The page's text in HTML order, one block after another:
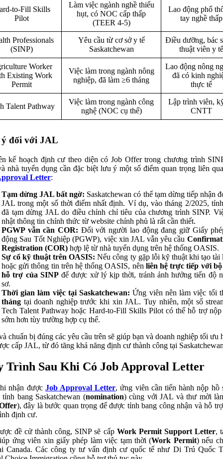
to-Fill Skills
Pilot
Làm việc ngành nghề thiếu
hụt, có NOC cấp thấp
(TEER 4-5)
Lao động phổ
tay nghề thấp
Professionals
(SINP)
Yêu cầu từ cơ sở y tế
Saskatchewan
Điều dưỡng, bác
thuật viên y tế
Worker
Existing Work
Permit
Việc làm trong ngành nông
nghiệp, đã làm ≥6 tháng
Lao động nông
đã có kinh
thực tế
Talent Pathway
Việc làm trong ngành công
nghệ (NOC cụ thể)
Lập trình viên,
CNTT
đối với JAL
kế hoạch định cư theo diện có Job Offer trong chương trình
nhà tuyển dụng cần đặc biệt lưu ý một số điểm quan trọng liên
Letter:
Tạm dừng JAL bất ngờ: Saskatchewan có thể tạm dừng tiếp nhận
JAL trong một số thời điểm nhất định. Ví dụ, vào tháng 2/2025,
đã tạm dừng JAL do điều chỉnh chỉ tiêu của chương trình SINP.
nhật thông tin chính thức từ website chính phủ là rất cần thiết.
PGWP vẫn cần COR: Đối với người lao động đang giữ Giấy
động Sau Tốt Nghiệp (PGWP), việc xin JAL vẫn yêu cầu
Registration (COR) hợp lệ từ nhà tuyển dụng trên hệ thống OASIS.
Sự cố kỹ thuật trên OASIS: Nếu công ty gặp lỗi kỹ thuật khi tạo tài
hoặc gửi thông tin trên hệ thống OASIS, nên liên hệ trực tiếp với
hỗ trợ của SINPđể được xử lý kịp thời, tránh ảnh hưởng tiến độ
sơ.
Thời gian làm việc tại Saskatchewan: Ứng viên nên làm việc tối
tháng tại doanh nghiệp trước khi xin JAL. Tuy nhiên, một số
Tech Talent Pathway hoặc Hard-to-Fill Skills Pilot có thể hỗ trợ nộp
sớm hơn tùy trường hợp cụ thể.
chuẩn bị đúng các yêu cầu trên sẽ giúp bạn và doanh nghiệp tối ưu
cấp JAL, từ đó tăng khả năng định cư thành công tại
Trình Sau Khi Có Job Approval Letter
nhận được Job Approval Letter, ứng viên cần tiến hành nộp hồ
bang Saskatchewan (nomination) cùng với JAL và thư mời
), đây là bước quan trọng để được tỉnh bang công nhận và hỗ
định cư.
đề cử thành công, SINP sẽ cấp Work Permit Support Letter,
ứng viên xin giấy phép làm việc tạm thời (Work Permit) nếu
Canada. Các công ty tư vấn định cư quốc tế như Di Trú Quốc